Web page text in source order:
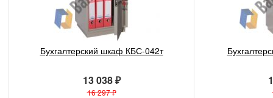
Бухгалтерский шкаф КБС-042т
13 038 ₽
16 297 ₽